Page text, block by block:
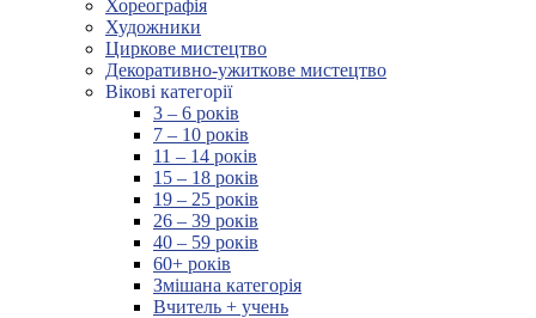
Хореографія
Художники
Циркове мистецтво
Декоративно-ужиткове мистецтво
Вікові категорії
3 – 6 років
7 – 10 років
11 – 14 років
15 – 18 років
19 – 25 років
26 – 39 років
40 – 59 років
60+ років
Змішана категорія
Вчитель + учень